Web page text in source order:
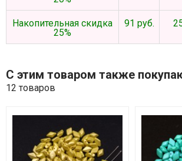
Накопительная скидка
25%
91 руб.
С этим товаром также
12 товаров